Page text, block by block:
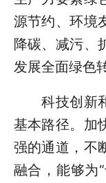
源节约、环境
降碳、减污、
发展全面绿色
科技创新和
基本路径。加
强的通道，不
融合，能够为